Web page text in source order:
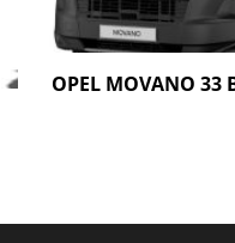
OPEL MOVANO 33